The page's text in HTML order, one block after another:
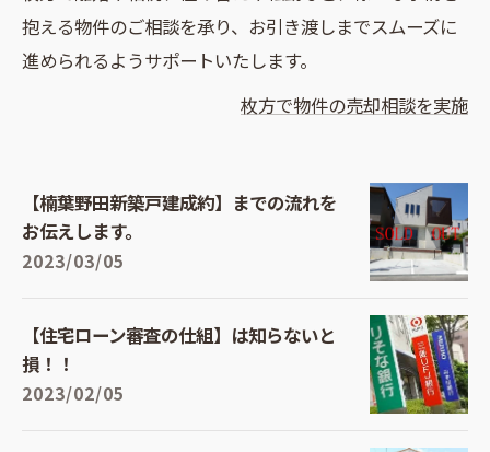
抱える物件のご相談を承り、お引き渡しまでスムーズに
進められるようサポートいたします。
枚方で物件の売却相談を実施
【楠葉野田新築戸建成約】までの流れを
お伝えします。
2023/03/05
【住宅ローン審査の仕組】は知らないと
損！！
2023/02/05